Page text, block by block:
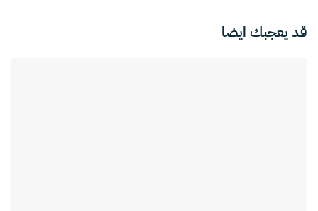
قد يعجبك ايضا